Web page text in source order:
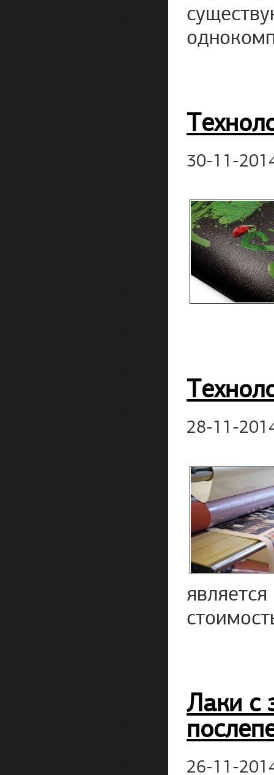
30-11-
28-11-
Лаки с
26-11-